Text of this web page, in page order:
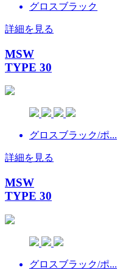
グロスブラック
詳細を見る
MSW
TYPE 30
グロスブラック/ポ...
詳細を見る
MSW
TYPE 30
グロスブラック/ポ...